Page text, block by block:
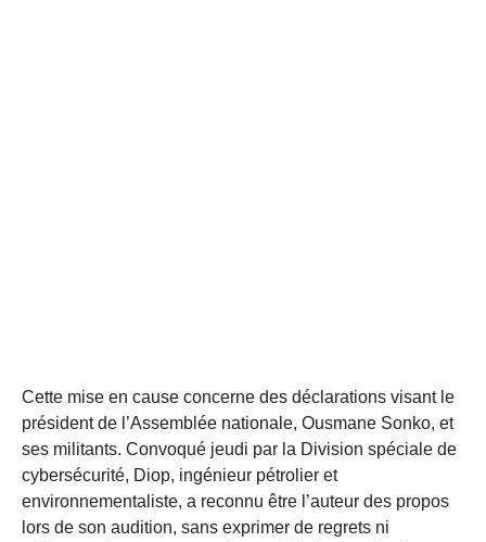
Cette mise en cause concerne des déclarations visant le
président de l’Assemblée nationale, Ousmane Sonko, et
ses militants. Convoqué jeudi par la Division spéciale de
cybersécurité, Diop, ingénieur pétrolier et
environnementaliste, a reconnu être l’auteur des propos
lors de son audition, sans exprimer de regrets ni